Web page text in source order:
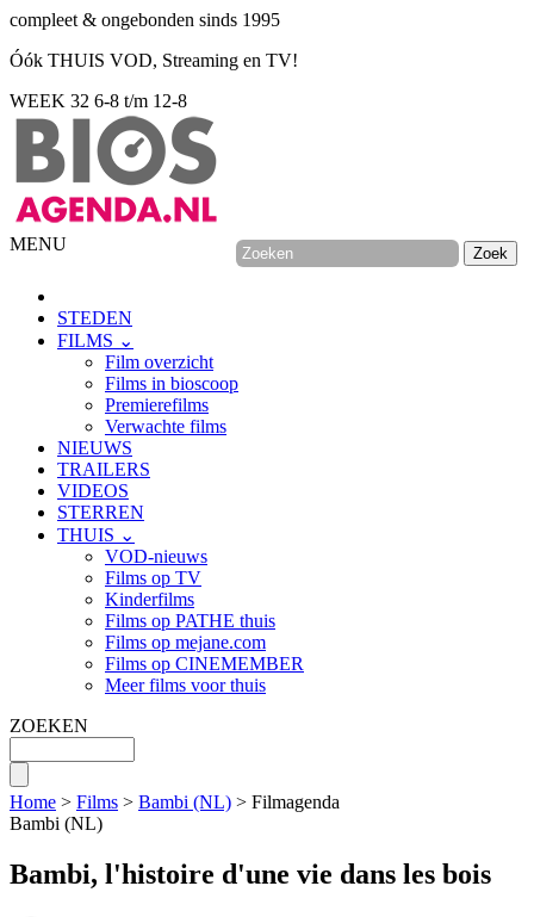
compleet & ongebonden sinds 1995
Óók THUIS VOD, Streaming en TV!
WEEK 32 6-8 t/m 12-8
MENU
STEDEN
FILMS ⌄
Film overzicht
Films in bioscoop
Premierefilms
Verwachte films
NIEUWS
TRAILERS
VIDEOS
STERREN
THUIS ⌄
VOD-nieuws
Films op TV
Kinderfilms
Films op PATHE thuis
Films op mejane.com
Films op CINEMEMBER
Meer films voor thuis
ZOEKEN
Home > Films > Bambi (NL) > Filmagenda
Bambi (NL)
Bambi, l'histoire d'une vie dans les bois